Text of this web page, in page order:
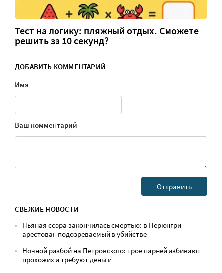
Тест на логику: пляжный отдых. Сможете
решить за 10 секунд?
ДОБАВИТЬ КОММЕНТАРИЙ
Имя
Ваш комментарий
СВЕЖИЕ НОВОСТИ
Пьяная ссора закончилась смертью: в Нерюнгри
арестован подозреваемый в убийстве
Ночной разбой на Петровского: трое парней избивают
прохожих и требуют деньги